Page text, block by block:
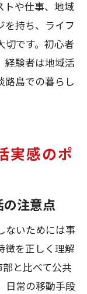
トや仕事、地域
を持ち、ライフ
切です。初心者
経験者は地域活
路島での暮らし
実感のポ
の注意点
ないためには事
徴を正しく理解
部と比べて公共
日常の移動手段